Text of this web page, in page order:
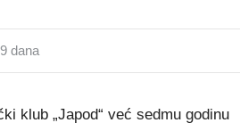
dana
klub „Japod“ već sedmu godinu